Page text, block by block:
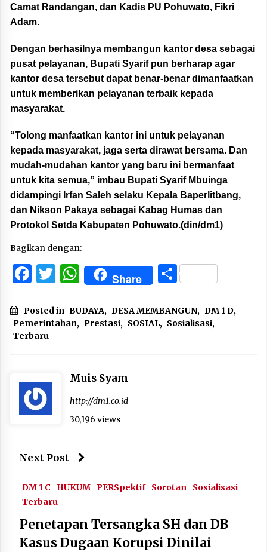
Camat Randangan, dan Kadis PU Pohuwato, Fikri
Adam.
Dengan berhasilnya membangun kantor desa sebagai
pusat pelayanan, Bupati Syarif pun berharap agar
kantor desa tersebut dapat benar-benar dimanfaatkan
untuk memberikan pelayanan terbaik kepada
masyarakat.
“Tolong manfaatkan kantor ini untuk pelayanan
kepada masyarakat, jaga serta dirawat bersama. Dan
mudah-mudahan kantor yang baru ini bermanfaat
untuk kita semua,” imbau Bupati Syarif Mbuinga
didampingi Irfan Saleh selaku Kepala Baperlitbang,
dan Nikson Pakaya sebagai Kabag Humas dan
Protokol Setda Kabupaten Pohuwato.(din/dm1)
Bagikan dengan:
Facebook
Twitter
WhatsApp
Share Share
Posted in BUDAYA, DESA MEMBANGUN, DM 1 D,
Pemerintahan, Prestasi, SOSIAL, Sosialisasi,
Terbaru
Muis Syam
http://dm1.co.id
30,196 views
Next Post
DM 1 C HUKUM PERSpektif Sorotan
Sosialisasi
Terbaru
Penetapan Tersangka SH dan DB
Kasus Dugaan Korupsi Dinilai